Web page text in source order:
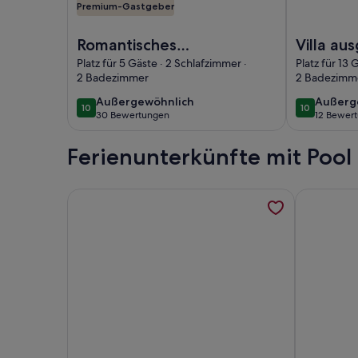
Foto von Romantisches Altstadthaus mit
Premium-Gastgeber
Romantisches
Altstadthaus mit
eigenem Pool und
schönem Garten
Platz für 5 Gäste · 2 Schlafzimmer ·
2 Badezimmer
1010 von 10
Außergewöhnlich
außergewöhnlich
30 Bewertungen
(30
Foto von
Villa
das
Platz für 13
2
1010 von 10
12
(12
Ferienunterkünfte mit